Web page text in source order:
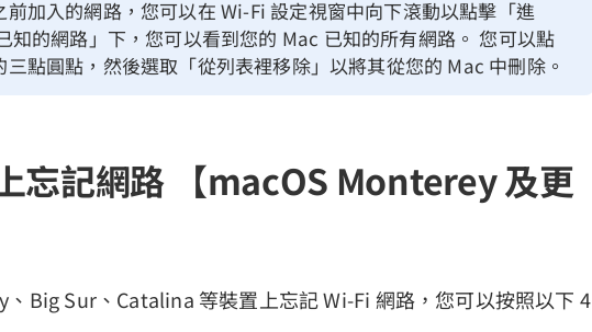
前加入的網路，您可以在 Wi-Fi 設定視窗中向下滾動以點擊「進
知的網路」下，您可以看到您的 Mac 已知的所有網路。 您可以點
點圓點，然後選取「從列表裡移除」以將其從您的 Mac 中刪除。
忘記網路 【macOS Monterey 及更
Big Sur、Catalina 等裝置上忘記 Wi-Fi 網路，您可以按照以下 4